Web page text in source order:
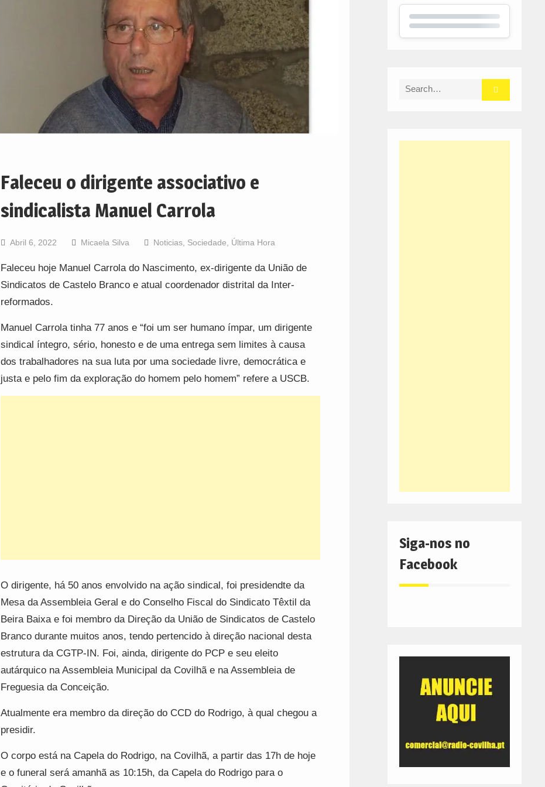
Faleceu o dirigente associativo e
sindicalista Manuel Carrola
Abril 6, 2022 Micaela Silva Noticias, Sociedade Última Hora
Faleceu hoje Manuel Carrola do Nascimento, ex-dirigente da União de
Sindicatos de Castelo Branco e atual coordenador distrital da Inter-
reformados.
Manuel Carrola tinha 77 anos e “foi um ser humano ímpar, um dirigente
sindical íntegro, sério, honesto e de uma entrega sem limites à causa
dos trabalhadores na sua luta por uma sociedade livre, democrática e
justa e pelo fim da exploração do homem pelo homem” refere a USCB.
O dirigente, há 50 anos envolvido na ação sindical, foi presidendte da
Mesa da Assembleia Geral e do Conselho Fiscal do Sindicato Têxtil da
Beira Baixa e foi membro da Direção da União de Sindicatos de Castelo
Branco durante muitos anos, tendo pertencido à direção nacional desta
estrutura da CGTP-IN. Foi, ainda, dirigente do PCP e seu eleito
autárquico na Assembleia Municipal da Covilhã e na Assembleia de
Freguesia da Conceição.
Atualmente era membro da direção do CCD do Rodrigo, à qual chegou a
presidir.
O corpo está na Capela do Rodrigo, na Covilhã, a partir das 17h de hoje
e o funeral será amanhã as 10:15h, da Capela do Rodrigo para o
Search
Siga-nos no
Facebook